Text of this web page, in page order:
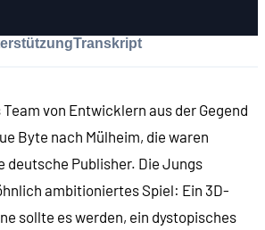
Einsatz: Unter Wasser in 3D
Regionen als Schauplätze
und Entscheidungen
Transkript
von Entwicklern aus der Gegend
Byte nach Mülheim, die waren
deutsche Publisher. Die Jungs
ambitioniertes Spiel: Ein 3D-
sollte es werden, ein dystopisches